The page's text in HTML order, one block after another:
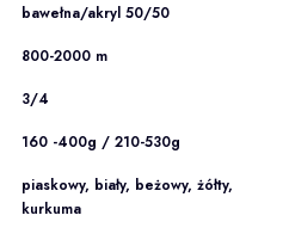
bawełna/akryl 50/50
800-2000 m
3/4
160 -400g / 210-530g
piaskowy, biały, beżowy, żółty,
kurkuma